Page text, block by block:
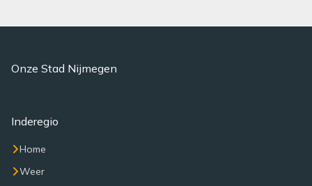
Onze Stad Nijmegen
Inderegio
Home
Weer